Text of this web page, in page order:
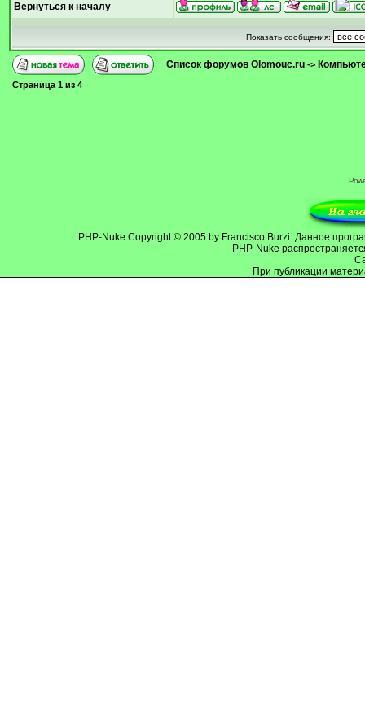
Вернуться к началу
Показать сообщения:
Список форумов Olomouc.ru ->
Страница 1 из 4
PHP-Nuke Copyright © 2005 by Francisco Burzi. Данное
PHP-Nuke
При публикации